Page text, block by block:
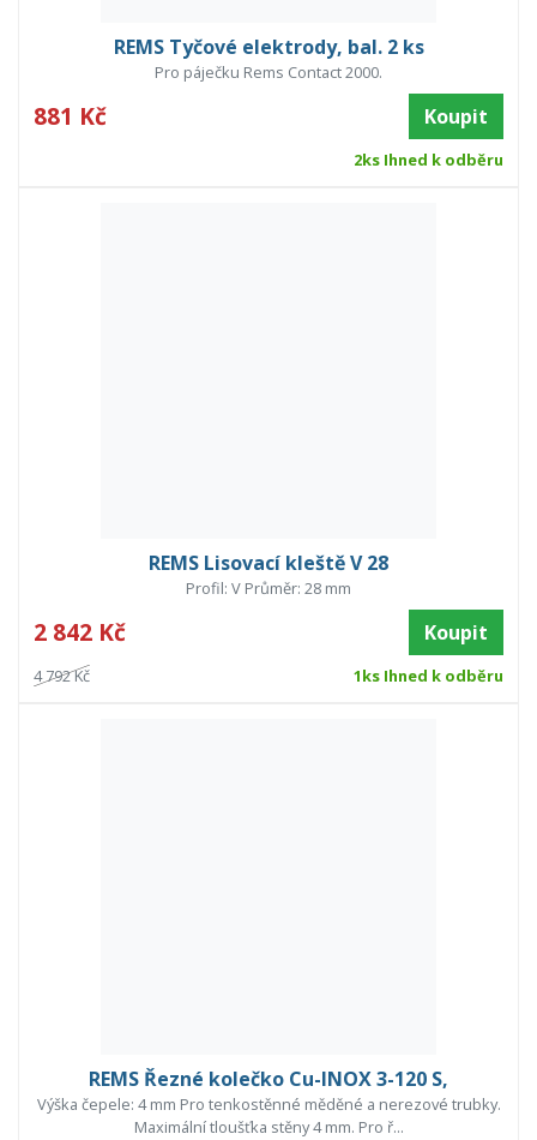
REMS Tyčové elektrody, bal. 2 ks
Pro páječku Rems Contact 2000.
881 Kč Koupit
2ks Ihned k odběru
REMS Lisovací kleště V 28
Profil: V Průměr: 28 mm
2 842 Kč Koupit
4 792 Kč 1ks Ihned k odběru
REMS Řezné kolečko Cu-INOX 3-120 S,
Výška čepele: 4 mm Pro tenkostěnné měděné a nerezové trubky.
Maximální tloušťka stěny 4 mm. Pro ř...